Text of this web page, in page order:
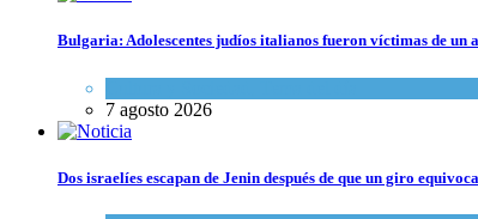
Bulgaria: Adolescentes judíos italianos fueron víctimas de un
7 agosto 2026
Dos israelíes escapan de Jenin después de que un giro